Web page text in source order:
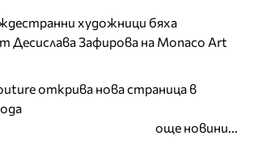
художници бяха
Десислава Зафирова на Monaco Art
открива нова страница в
още новини...